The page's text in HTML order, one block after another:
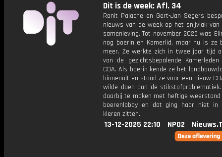
Dit is de week: Afl. 34
Ronit Palache en Gert-Jan Segers
nieuws van de week op het snijvlak
samenleving. Tot november 2025 was
nog boerin en Kamerlid, maar nu is ze
meer. Ze werkte zich in twee jaar tijd
van de gezichtsbepalende
CDA. Als boerin kende ze het
binnenuit en stond ze voor een nieuw
wilde doen aan de
daarbij te maken met heftige
boerenlobby en dat ging haar niet in
kleren zitten.
13-12-2025 22:10 NPO2